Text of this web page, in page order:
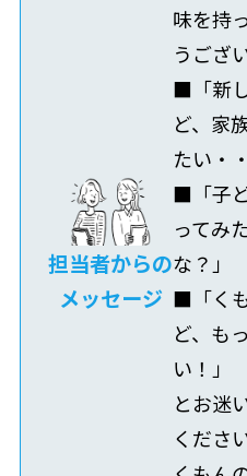
担当者からの
メッセージ
味を持
うござ
■「新
ど、家
たい・
■「子
ってみ
な？」
■「く
ど、も
い！」
とお迷
くださ